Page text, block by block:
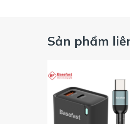
Sản phẩm